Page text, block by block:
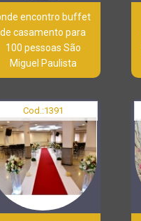
encontro buffet
de casamento para
100 pessoas São
Miguel Paulista
Cod.:1391